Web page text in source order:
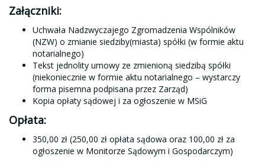
Załączniki:
Uchwała Nadzwyczajego Zgromadzenia Wspólników
(NZW) o zmianie siedziby(miasta) spółki (w formie aktu
notarialnego)
Tekst jednolity umowy ze zmienioną siedzibą spółki
(niekoniecznie w formie aktu notarialnego – wystarczy
forma pisemna podpisana przez Zarząd)
Kopia opłaty sądowej i za ogłoszenie w MSiG
Opłata:
350,00 zł (250,00 zł opłata sądowa oraz 100,00 zł za
ogłoszenie w Monitorze Sądowym i Gospodarczym)